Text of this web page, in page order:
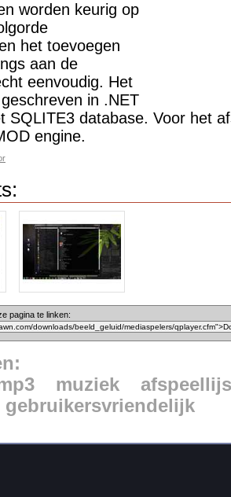
worden keurig op
het toevoegen
aan de
eenvoudig. Het
in .NET
SQLITE3 database. Voor het
engine.
pagina te linken:
muziek
gebruikersvriendelijk